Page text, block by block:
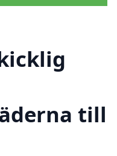
till